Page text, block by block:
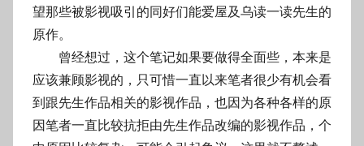
望那些被影视吸引的同好们能爱屋及乌读一读先生的
原作。
曾经想过，这个笔记如果要做得全面些，本来是
应该兼顾影视的，只可惜一直以来笔者很少有机会看
到跟先生作品相关的影视作品，也因为各种各样的原
因笔者一直比较抗拒由先生作品改编的影视作品，个